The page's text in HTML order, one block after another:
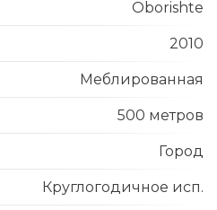
Oborishte
2010
Меблированная
500 метров
Город
Круглогодичное исп.